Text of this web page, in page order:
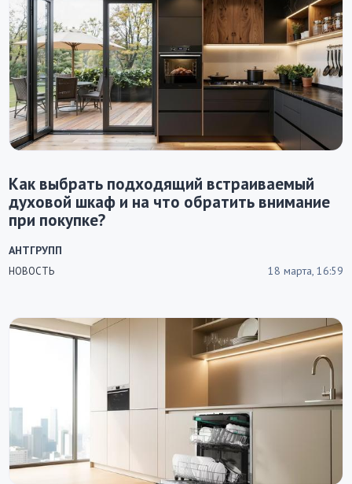
Как выбрать подходящий встраиваемый
духовой шкаф и на что обратить внимание
при покупке?
НОВОСТЬ 18 марта, 16:59
АНТГРУПП